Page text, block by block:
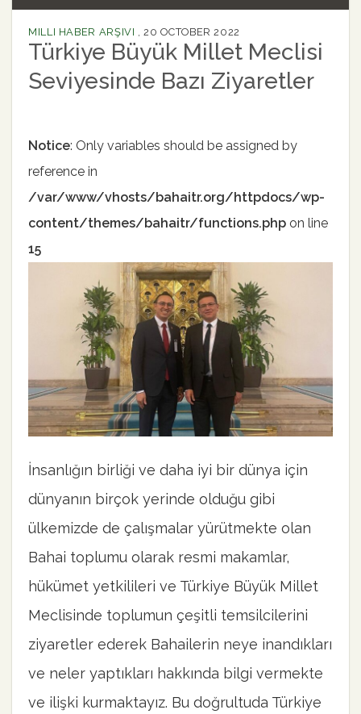
MILLI HABER ARŞIVI , 20 OCTOBER 2022
Türkiye Büyük Millet Meclisi
Seviyesinde Bazı Ziyaretler
Notice: Only variables should be assigned by
reference in
/var/www/vhosts/bahaitr.org/httpdocs/wp-
content/themes/bahaitr/functions.php on line
15
İnsanlığın birliği ve daha iyi bir dünya için
dünyanın birçok yerinde olduğu gibi
ülkemizde de çalışmalar yürütmekte olan
Bahai toplumu olarak resmi makamlar,
hükümet yetkilileri ve Türkiye Büyük Millet
Meclisinde toplumun çeşitli temsilcilerini
ziyaretler ederek Bahailerin neye inandıkları
ve neler yaptıkları hakkında bilgi vermekte
ve ilişki kurmaktayız. Bu doğrultuda Türkiye